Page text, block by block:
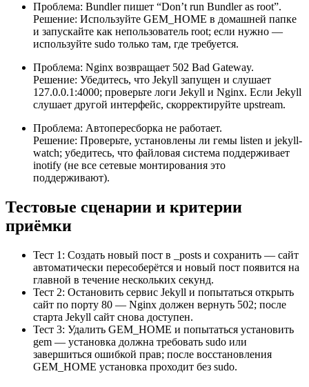
Проблема: Bundler пишет “Don’t run Bundler as root”.
Решение: Используйте GEM_HOME в домашней папке
и запускайте как непользователь root; если нужно —
используйте sudo только там, где требуется.
Проблема: Nginx возвращает 502 Bad Gateway.
Решение: Убедитесь, что Jekyll запущен и слушает
127.0.0.1:4000; проверьте логи Jekyll и Nginx. Если Jekyll
слушает другой интерфейс, скорректируйте upstream.
Проблема: Автопересборка не работает.
Решение: Проверьте, установлены ли гемы listen и jekyll-
watch; убедитесь, что файловая система поддерживает
inotify (не все сетевые монтирования это
поддерживают).
Тестовые сценарии и критерии
приёмки
Тест 1: Создать новый пост в _posts и сохранить — сайт
автоматически пересоберётся и новый пост появится на
главной в течение нескольких секунд.
Тест 2: Остановить сервис Jekyll и попытаться открыть
сайт по порту 80 — Nginx должен вернуть 502; после
старта Jekyll сайт снова доступен.
Тест 3: Удалить GEM_HOME и попытаться установить
gem — установка должна требовать sudo или
завершиться ошибкой прав; после восстановления
GEM_HOME установка проходит без sudo.